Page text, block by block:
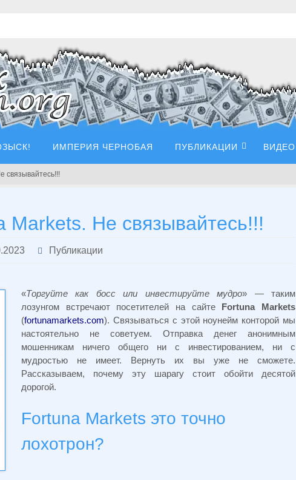
ИМПЕРИЯ ЧЕРНОБАЯ ПУБЛИКАЦИИ ВИДЕО
связывайтесь!!!
Markets. Не связывайтесь!!!
Публикации
«Торгуйте как босс или инвестируйте мудро» — таким
лозунгом встречают посетителей на сайте Fortuna Markets
(fortunamarkets.com). Связываться с этой ноунейм конторой мы
настоятельно не советуем. Отправка денег анонимным
мошенникам ничего общего ни с инвестированием, ни с
мудростью не имеет. Вернуть их вы уже не сможете.
Рассказываем, почему эту шарагу стоит обойти десятой
дорогой.
Fortuna Markets это точно
лохотрон?